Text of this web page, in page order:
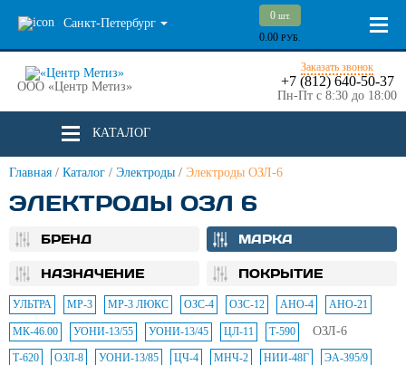
Санкт-Петербург
0 шт.
0.00 РУБ.
ООО «Центр Метиз»
Заказать звонок
+7 (812) 640-50-37
Пн-Пт с 8:30 до 18:00
КАТАЛОГ
Главная / Каталог / Электроды / Электроды ОЗЛ-6
ЭЛЕКТРОДЫ ОЗЛ 6
БРЕНД МАРКА
НАЗНАЧЕНИЕ ПОКРЫТИЕ
УЛЬТРА МР-3 МР-3 ЛЮКС ОЗС-4 ОЗС-12 АНО-4 АНО-21
МК-46.00 УОНИ-13/55 УОНИ-13/45 ЦЛ-11 Т-590 ОЗЛ-6
Т-620 ОЗЛ-8 УОНИ-13/85 ЦЧ-4 МНЧ-2 НИИ-48Г
ЭА-395/9